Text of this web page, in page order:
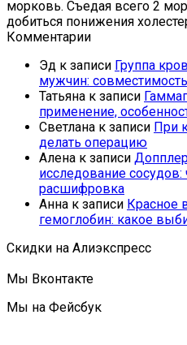
морковь. Съедая всего 2
добиться понижения
Комментарии
Эд к записи Группа
мужчин:
Татьяна к записи
применение,
Светлана к записи При
делать операцию
Алена к записи
исследование сосудов:
расшифровка
Анна к записи Красное
гемоглобин: какое
Скидки на Алиэкспресс
Мы Вконтакте
Мы на Фейсбук